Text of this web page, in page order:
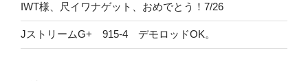
IWT様、尺イワナゲット、おめでとう！7/26
JストリームG+ 915-4 デモロッドOK。